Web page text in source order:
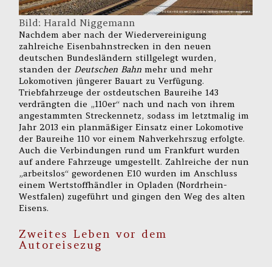
Bild: Harald Niggemann
Nachdem aber nach der Wiedervereinigung
zahlreiche Eisenbahnstrecken in den neuen
deutschen Bundesländern stillgelegt wurden,
standen der Deutschen Bahn mehr und mehr
Lokomotiven jüngerer Bauart zu Verfügung.
Triebfahrzeuge der ostdeutschen Baureihe 143
verdrängten die „110er“ nach und nach von ihrem
angestammten Streckennetz, sodass im letztmalig im
Jahr 2013 ein planmäßiger Einsatz einer Lokomotive
der Baureihe 110 vor einem Nahverkehrszug erfolgte.
Auch die Verbindungen rund um Frankfurt wurden
auf andere Fahrzeuge umgestellt. Zahlreiche der nun
„arbeitslos“ gewordenen E10 wurden im Anschluss
einem Wertstoffhändler in Opladen (Nordrhein-
Westfalen) zugeführt und gingen den Weg des alten
Eisens.
Zweites Leben vor dem
Autoreisezug